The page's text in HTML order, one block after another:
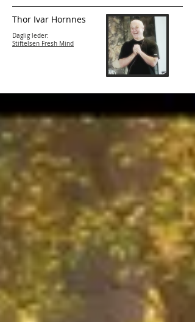
Thor Ivar Hornnes
Daglig leder:
Stiftelsen Fresh Mind